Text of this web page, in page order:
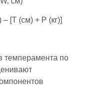
[T (см) + P (кг)]
темперамента по